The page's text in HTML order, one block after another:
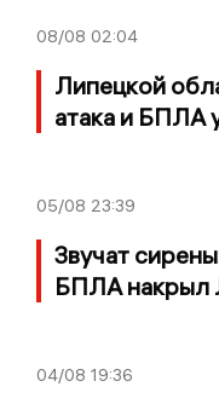
08/08 02:04
Липецкой
атака и БПЛА
05/08 23:39
Звучат
БПЛА накрыл
04/08 19:36